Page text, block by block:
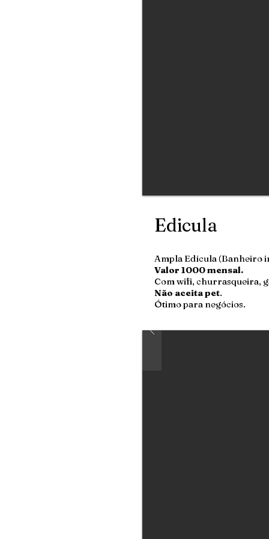
Edicula
Ampla Edícula (Banheiro
Valor 1000 mensal.
Com wifi, churrasqueira,
Não aceita pet.
Ótimo para negócios.